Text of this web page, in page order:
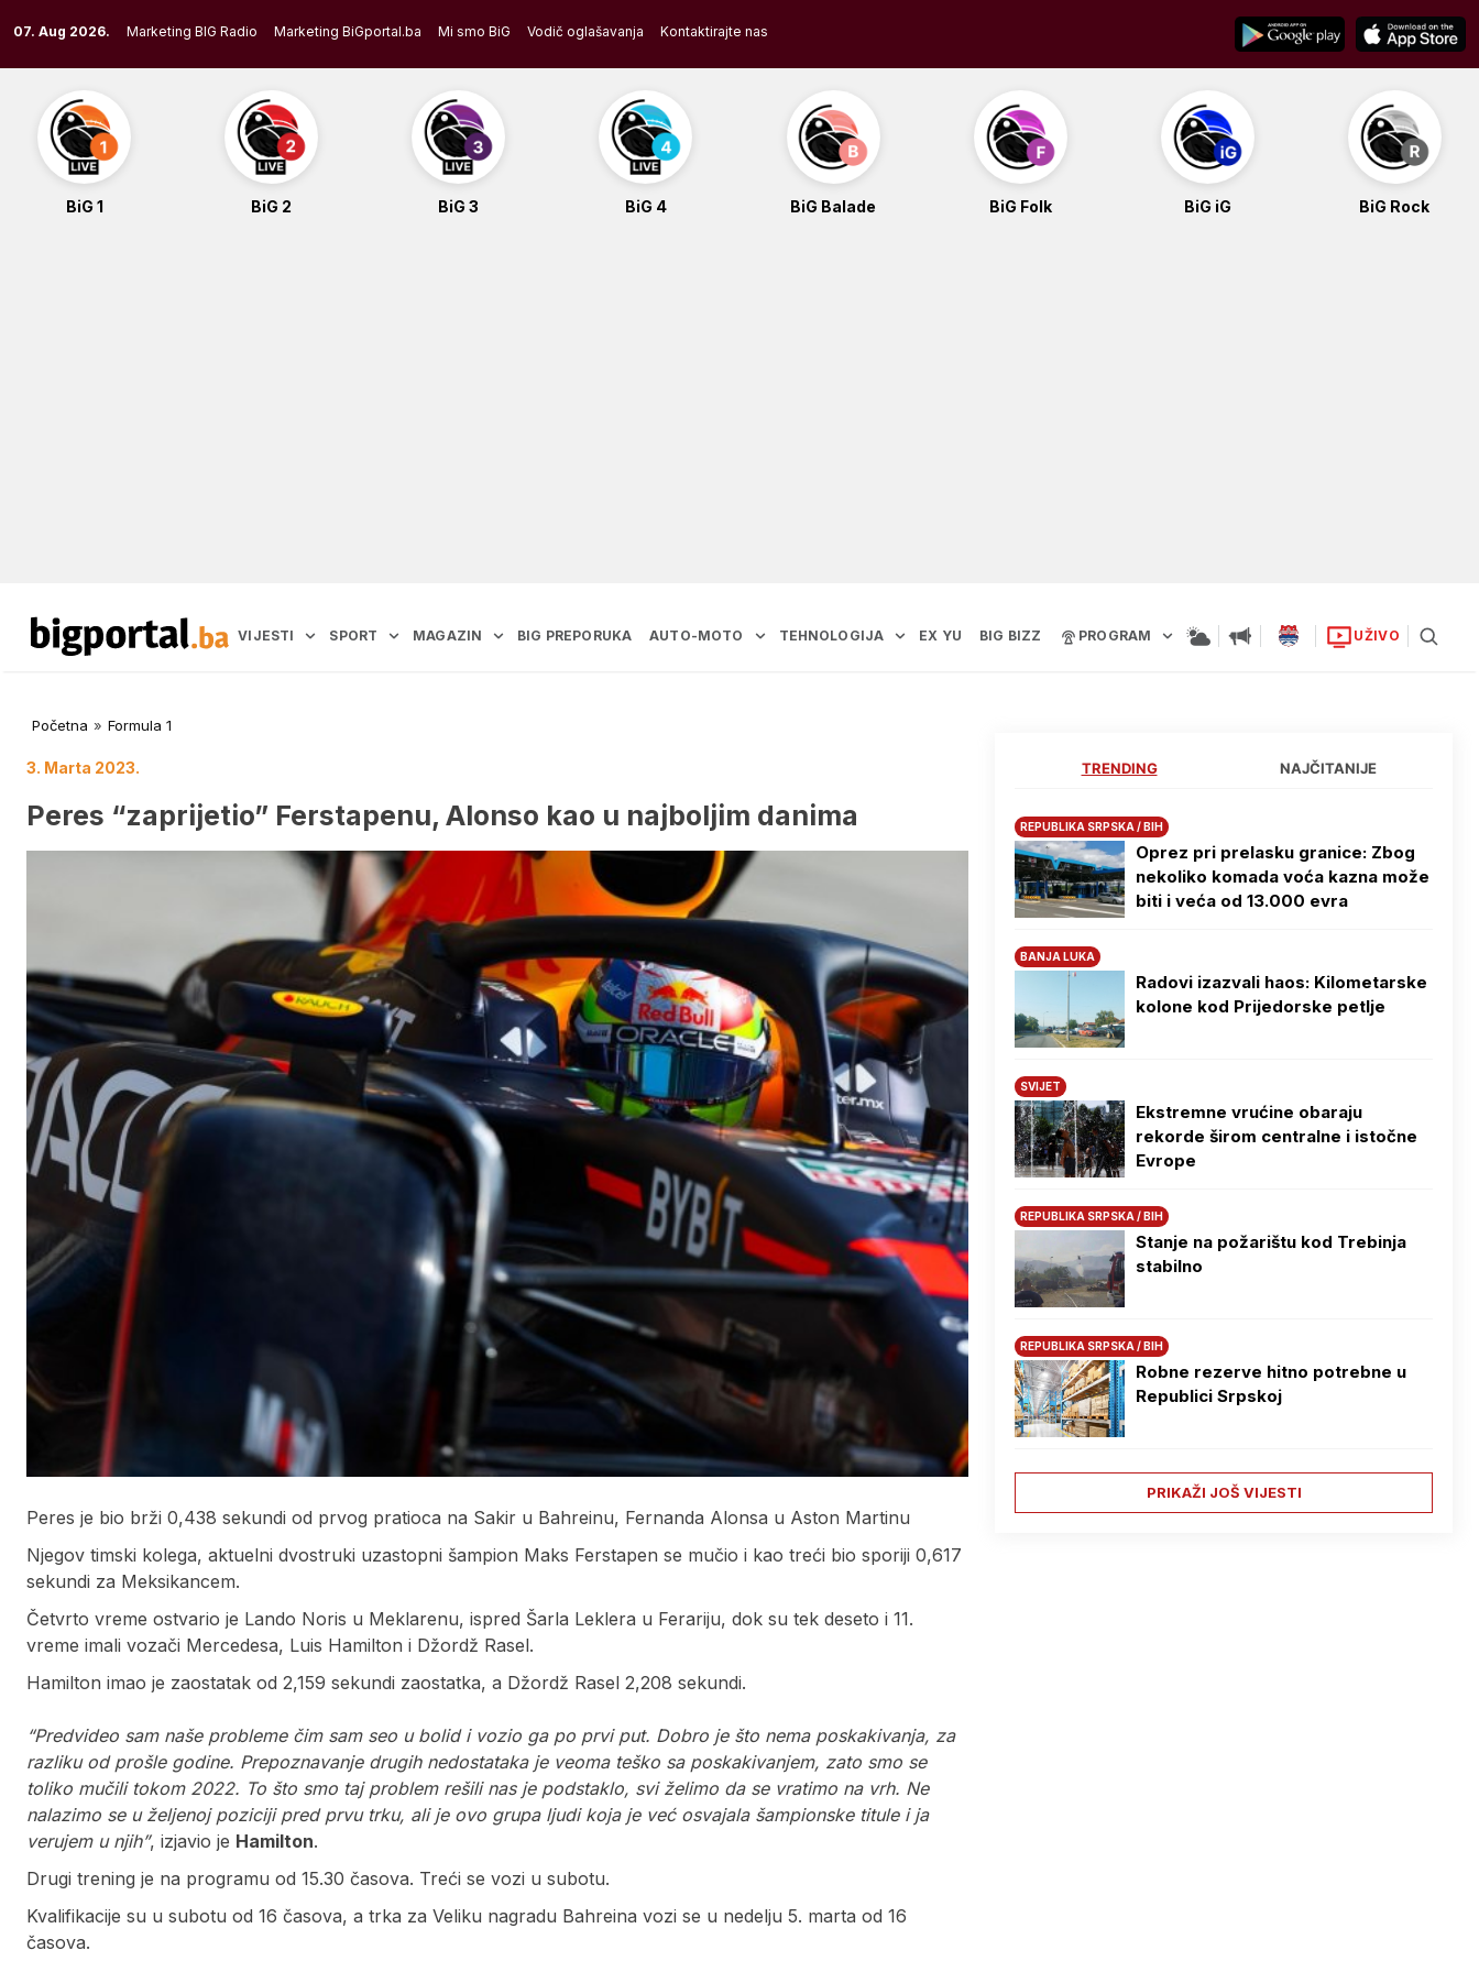
to
content
07. Aug 2026. Marketing BIG Radio Marketing BiGportal.ba Mi smo BiG Vodič oglašavanja Kontaktirajte nas
BiG 1 BiG 2 BiG 3 BiG 4 BiG Balade BiG Folk BiG iG BiG Rock
VIJESTI SPORT MAGAZIN BIG PREPORUKA AUTO-MOTO TEHNOLOGIJA EX YU BIG BIZZ PROGRAM UŽIVO
Početna » Formula 1
3. Marta 2023.
Peres “zaprijetio” Ferstapenu, Alonso kao u najboljim danima
Peres je bio brži 0,438 sekundi od prvog pratioca na Sakir u Bahreinu, Fernanda Alonsa u Aston Martinu
Njegov timski kolega, aktuelni dvostruki uzastopni šampion Maks Ferstapen se mučio i kao treći bio sporiji 0,617
sekundi za Meksikancem.
Četvrto vreme ostvario je Lando Noris u Meklarenu, ispred Šarla Leklera u Ferariju, dok su tek deseto i 11.
vreme imali vozači Mercedesa, Luis Hamilton i Džordž Rasel.
Hamilton imao je zaostatak od 2,159 sekundi zaostatka, a Džordž Rasel 2,208 sekundi.
“Predvideo sam naše probleme čim sam seo u bolid i vozio ga po prvi put. Dobro je što nema poskakivanja, za
razliku od prošle godine. Prepoznavanje drugih nedostataka je veoma teško sa poskakivanjem, zato smo se
toliko mučili tokom 2022. To što smo taj problem rešili nas je podstaklo, svi želimo da se vratimo na vrh. Ne
nalazimo se u željenoj poziciji pred prvu trku, ali je ovo grupa ljudi koja je već osvajala šampionske titule i ja
verujem u njih”, izjavio je Hamilton.
Drugi trening je na programu od 15.30 časova. Treći se vozi u subotu.
Kvalifikacije su u subotu od 16 časova, a trka za Veliku nagradu Bahreina vozi se u nedelju 5. marta od 16
časova.
TRENDING NAJČITANIJE
REPUBLIKA SRPSKA / BIH
Oprez pri prelasku granice: Zbog
nekoliko komada voća kazna može
biti i veća od 13.000 evra
BANJA LUKA
Radovi izazvali haos: Kilometarske
kolone kod Prijedorske petlje
SVIJET
Ekstremne vrućine obaraju
rekorde širom centralne i istočne
Evrope
REPUBLIKA SRPSKA / BIH
Stanje na požarištu kod Trebinja
stabilno
REPUBLIKA SRPSKA / BIH
Robne rezerve hitno potrebne u
Republici Srpskoj
PRIKAŽI JOŠ VIJESTI